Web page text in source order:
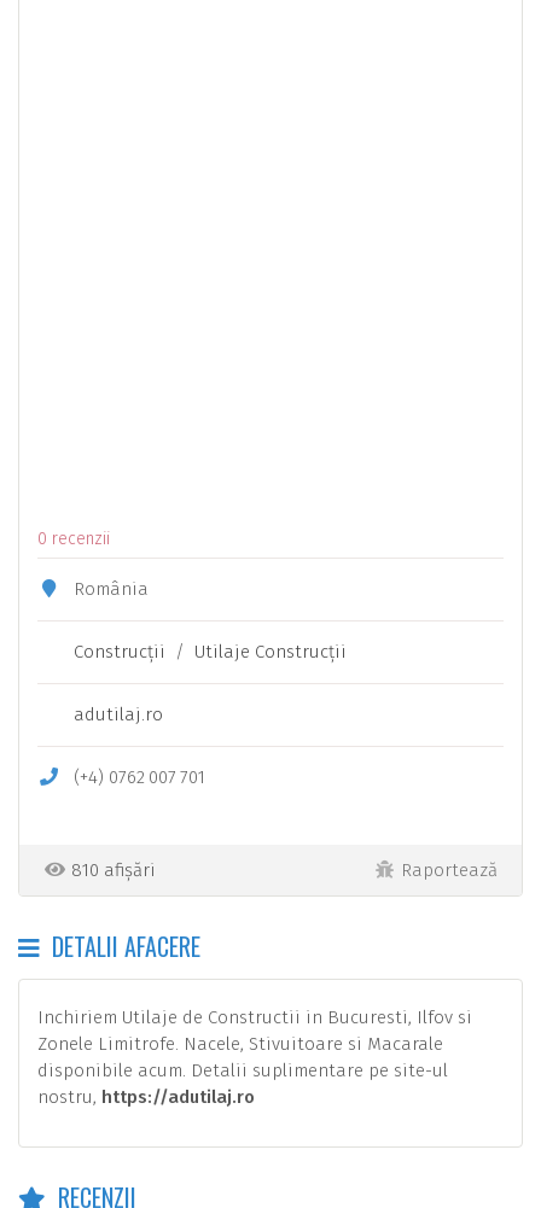
0 recenzii
România
Construcţii / Utilaje Construcţii
adutilaj.ro
(+4) 0762 007 701
810 afișări Raportează
DETALII AFACERE
Inchiriem Utilaje de Constructii in Bucuresti, Ilfov si
Zonele Limitrofe. Nacele, Stivuitoare si Macarale
disponibile acum. Detalii suplimentare pe site-ul
nostru, https://adutilaj.ro
RECENZII